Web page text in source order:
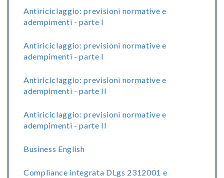
Antiriciclaggio: previsioni normative e
adempimenti - parte I
Antiriciclaggio: previsioni normative e
adempimenti - parte I
Antiriciclaggio: previsioni normative e
adempimenti - parte II
Antiriciclaggio: previsioni normative e
adempimenti - parte II
Business English
Compliance integrata DLgs 2312001 e